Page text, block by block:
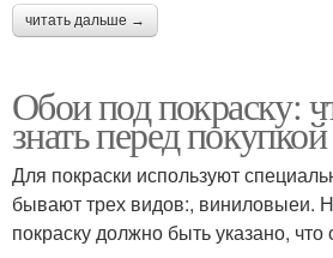
читать дальше →
Обои под покраску:
знать перед покупкой
Для покраски используют
бывают трех видов:, виниловыеи.
покраску должно быть указано,